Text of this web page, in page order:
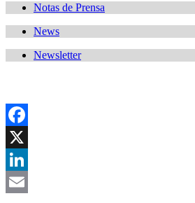
Notas de Prensa
News
Newsletter
Facebook
X
LinkedIn